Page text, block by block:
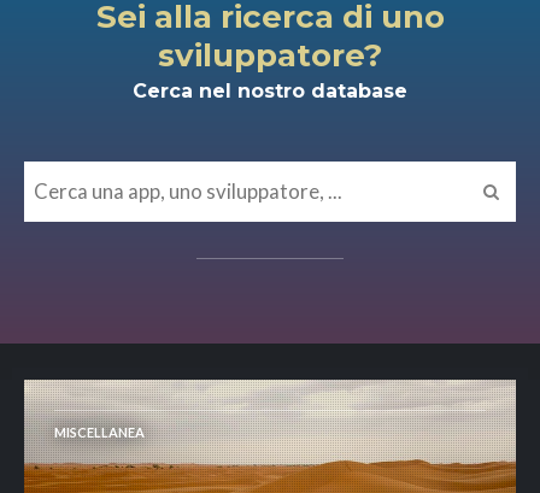
Sei alla ricerca di uno
sviluppatore?
Cerca nel nostro database
MISCELLANEA